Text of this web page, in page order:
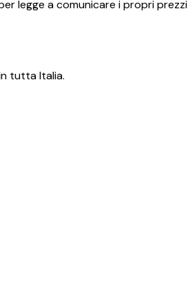
legge a comunicare i propri
tutta Italia.